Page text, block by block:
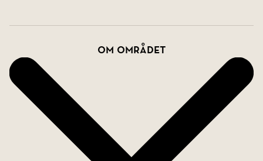
Om området